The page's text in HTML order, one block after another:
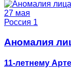
27 мая
Россия 1
Аномалия
11-летнему